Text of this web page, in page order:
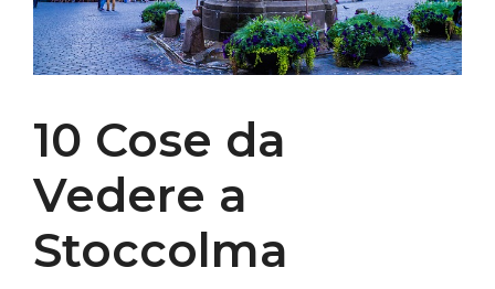
10 Cose da
Vedere a
Stoccolma